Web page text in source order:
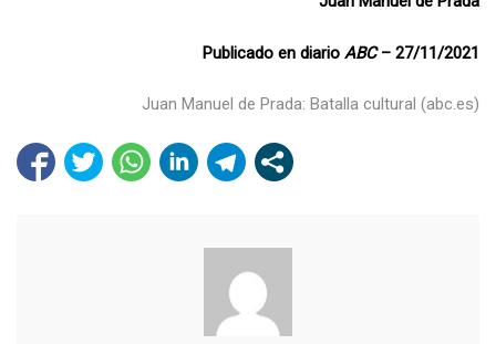
Publicado en diario ABC– 27/11/2021
Juan Manuel de Prada: Batalla cultural (abc.es)